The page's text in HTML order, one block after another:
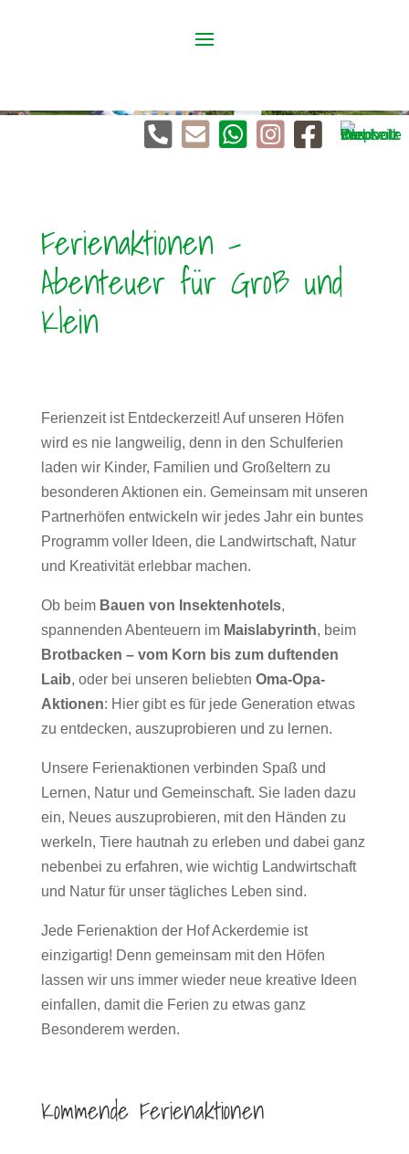





Ferienaktionen –
Abenteuer für Groß und
Klein
Ferienzeit ist Entdeckerzeit! Auf unseren Höfen
wird es nie langweilig, denn in den Schulferien
laden wir Kinder, Familien und Großeltern zu
besonderen Aktionen ein. Gemeinsam mit unseren
Partnerhöfen entwickeln wir jedes Jahr ein buntes
Programm voller Ideen, die Landwirtschaft, Natur
und Kreativität erlebbar machen.
Ob beim Bauen von Insektenhotels,
spannenden Abenteuern im Maislabyrinth, beim
Brotbacken – vom Korn bis zum duftenden
Laib, oder bei unseren beliebten Oma-Opa-
Aktionen: Hier gibt es für jede Generation etwas
zu entdecken, auszuprobieren und zu lernen.
Unsere Ferienaktionen verbinden Spaß und
Lernen, Natur und Gemeinschaft. Sie laden dazu
ein, Neues auszuprobieren, mit den Händen zu
werkeln, Tiere hautnah zu erleben und dabei ganz
nebenbei zu erfahren, wie wichtig Landwirtschaft
und Natur für unser tägliches Leben sind.
Jede Ferienaktion der Hof Ackerdemie ist
einzigartig! Denn gemeinsam mit den Höfen
lassen wir uns immer wieder neue kreative Ideen
einfallen, damit die Ferien zu etwas ganz
Besonderem werden.
Kommende Ferienaktionen